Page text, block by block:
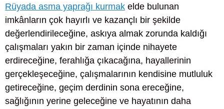
Rüyada asma yaprağı kurmak elde bulunan
imkânların çok hayırlı ve kazançlı bir şekilde
değerlendirileceğine, askıya almak zorunda kaldığı
çalışmaları yakın bir zaman içinde nihayete
erdireceğine, ferahlığa çıkacağına, hayallerinin
gerçekleşeceğine, çalışmalarının kendisine mutluluk
getireceğine, geçim derdinin sona ereceğine,
sağlığının yerine geleceğine ve hayatının daha